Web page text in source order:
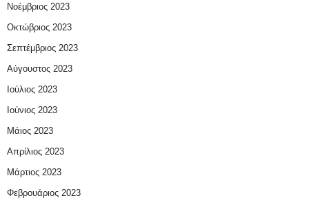
Νοέμβριος 2023
Οκτώβριος 2023
Σεπτέμβριος 2023
Αύγουστος 2023
Ιούλιος 2023
Ιούνιος 2023
Μάιος 2023
Απρίλιος 2023
Μάρτιος 2023
Φεβρουάριος 2023